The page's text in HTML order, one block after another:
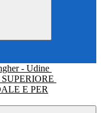
- Udine
E PER